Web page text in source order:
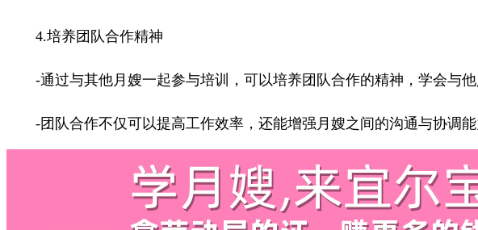
4.培养团队合作精神
-通过与其他月嫂一起参与培训，可以培养团队合作的精神，学会与他
-团队合作不仅可以提高工作效率，还能增强月嫂之间的沟通与协调能